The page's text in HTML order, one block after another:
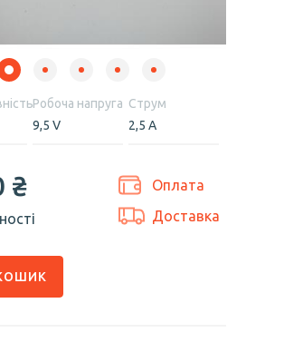
Робоча напруга
9,5 V
Струм
2,5 А
₴
Оплата
Доставка